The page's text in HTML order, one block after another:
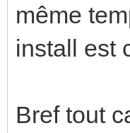
même
install est
Bref tout